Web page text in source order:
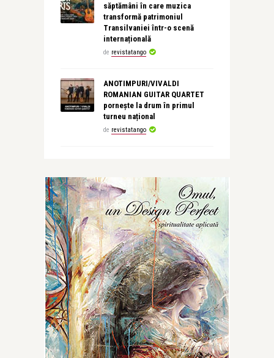
săptămâni în care muzica
transformă patrimoniul
Transilvaniei într-o scenă
internațională
de revistatango
ANOTIMPURI/VIVALDI
ROMANIAN GUITAR QUARTET
pornește la drum în primul
turneu național
de revistatango